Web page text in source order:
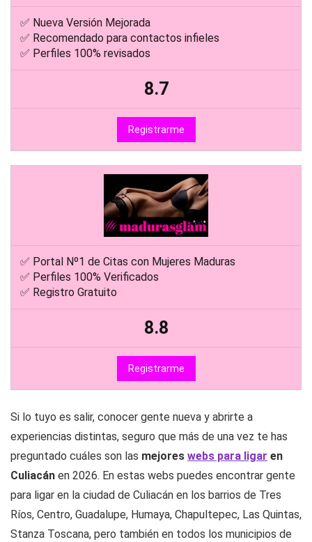
✅ Nueva Versión Mejorada
✅ Recomendado para contactos infieles
✅ Perfiles 100% revisados
8.7
Registrarme
✅ Portal Nº1 de Citas con Mujeres Maduras
✅ Perfiles 100% Verificados
✅ Registro Gratuito
8.8
Registrarme
Si lo tuyo es salir, conocer gente nueva y abrirte a
experiencias distintas, seguro que más de una vez te has
preguntado cuáles son las mejores webs para ligar en
Culiacán en 2026. En estas webs puedes encontrar gente
para ligar en la ciudad de Culiacán en los barrios de Tres
Ríos, Centro, Guadalupe, Humaya, Chapultepec, Las Quintas,
Stanza Toscana, pero también en todos los municipios de